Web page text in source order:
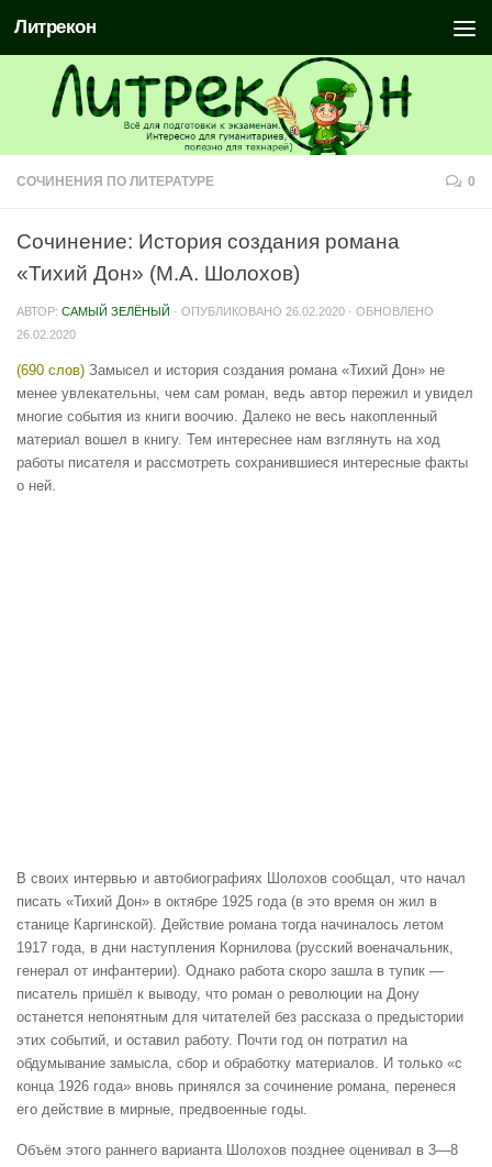
Литрекон
СОЧИНЕНИЯ ПО ЛИТЕРАТУРЕ 0
Сочинение: История создания романа
«Тихий Дон» (М.А. Шолохов)
АВТОР: САМЫЙ ЗЕЛЁНЫЙ · ОПУБЛИКОВАНО 26.02.2020 · ОБНОВЛЕНО
26.02.2020
(690 слов) Замысел и история создания романа «Тихий Дон» не
менее увлекательны, чем сам роман, ведь автор пережил и увидел
многие события из книги воочию. Далеко не весь накопленный
материал вошел в книгу. Тем интереснее нам взглянуть на ход
работы писателя и рассмотреть сохранившиеся интересные факты
о ней.
В своих интервью и автобиографиях Шолохов сообщал, что начал
писать «Тихий Дон» в октябре 1925 года (в это время он жил в
станице ​Каргинской)​. Действие романа тогда начиналось летом
1917 года, в дни наступления Корнилова (русский военачальник,
генерал от инфантерии). Однако работа скоро зашла в тупик —
писатель пришёл к выводу, что роман о революции на Дону
останется непонятным для читателей без рассказа о предыстории
этих событий, и оставил работу. Почти год он потратил на
обдумывание замысла, сбор и обработку материалов. И только ​«с
конца 1926 года» ​вновь принялся за сочинение романа, перенеся
его действие в мирные, предвоенные годы.
Объём этого раннего варианта Шолохов позднее оценивал в 3—8 ​